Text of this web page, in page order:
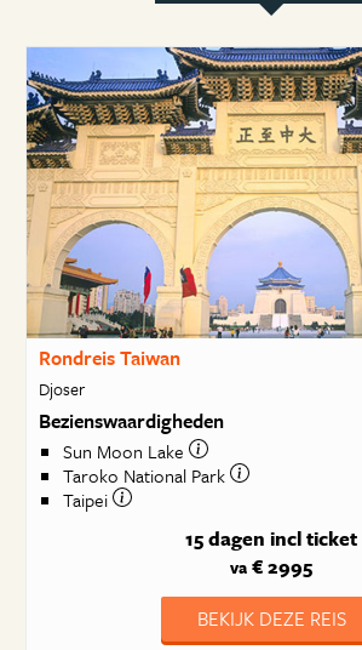
Rondreis Taiwan
Djoser
Bezienswaardigheden
Sun Moon Lake
Taroko National Park
Taipei
15 dagen incl ticket
va € 2995
BEKIJK DEZE REIS